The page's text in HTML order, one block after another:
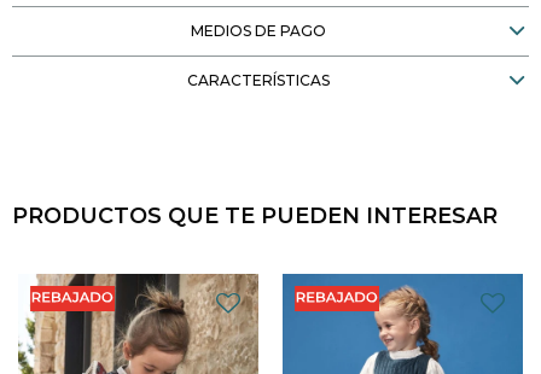
MEDIOS DE PAGO
CARACTERÍSTICAS
PRODUCTOS QUE TE PUEDEN INTERESAR